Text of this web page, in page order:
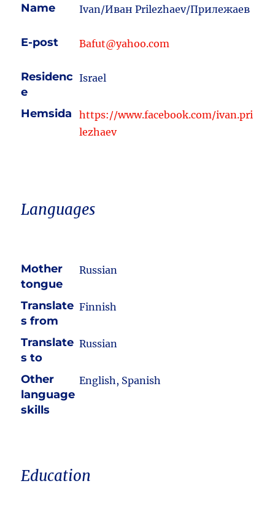
Name Ivan/Иван Prilezhaev/Прилежаев
E-post Bafut@yahoo.com
Residenc
e
Israel
Hemsida
https://www.facebook.com/ivan.pri
lezhaev
Languages
Mother
tongue
Russian
Translate
s from
Finnish
Translate
s to
Russian
Other
language
skills
English, Spanish
Education